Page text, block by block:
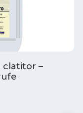
clatitor –